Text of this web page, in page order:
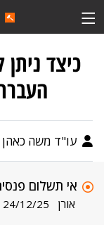
כיצד
עו"ד משה כאהן
אי תשלום
אורן 24/12/25